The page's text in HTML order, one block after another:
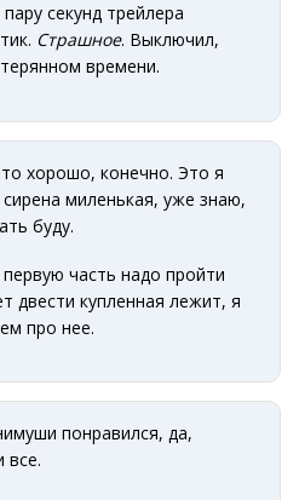
секунд трейлера
Страшное. Выключил,
времени.
хорошо, конечно. Это я
миленькая, уже знаю,
буду.
часть надо пройти
двести купленная лежит, я
про нее.
понравился, да,
все.